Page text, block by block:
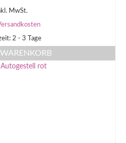
MwSt.
2 - 3 Tage
WARENKORB